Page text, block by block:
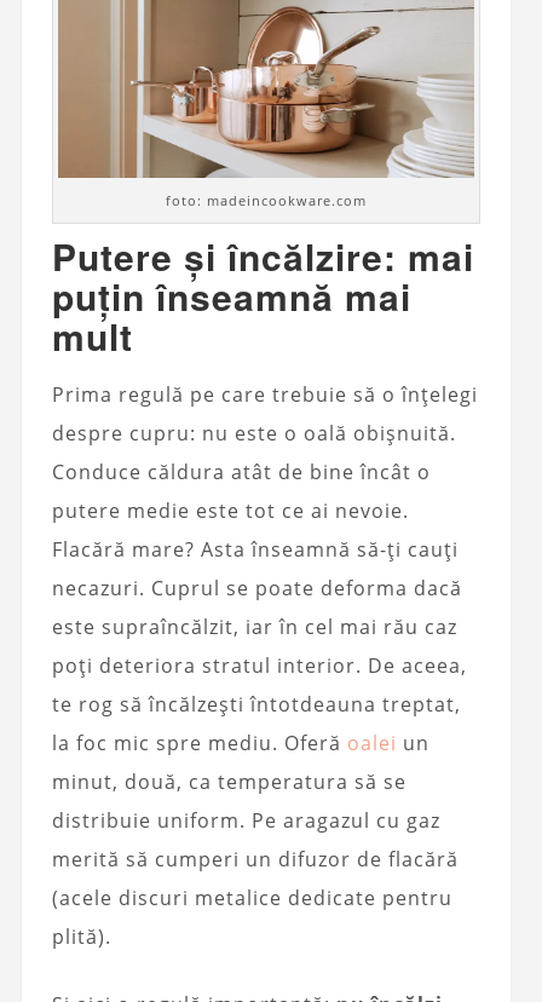
foto: madeincookware.com
Putere și încălzire: mai
puțin înseamnă mai
mult
Prima regulă pe care trebuie să o înțelegi
despre cupru: nu este o oală obișnuită.
Conduce căldura atât de bine încât o
putere medie este tot ce ai nevoie.
Flacără mare? Asta înseamnă să-ți cauți
necazuri. Cuprul se poate deforma dacă
este supraîncălzit, iar în cel mai rău caz
poți deteriora stratul interior. De aceea,
te rog să încălzești întotdeauna treptat,
la foc mic spre mediu. Oferă oalei un
minut, două, ca temperatura să se
distribuie uniform. Pe aragazul cu gaz
merită să cumperi un difuzor de flacără
(acele discuri metalice dedicate pentru
plită).